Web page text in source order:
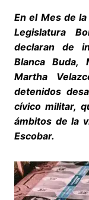
En el Mes de
Legislatura
declaran de
Blanca Buda,
Martha
detenidos
cívico militar,
ámbitos de la
Escobar.